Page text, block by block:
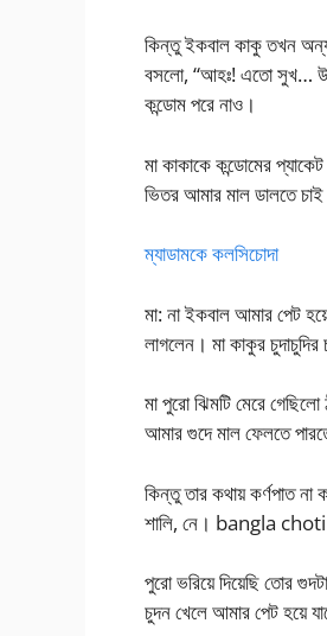
কিন্তু ইকবাল কাকু তখন
বসলো, “আহঃ! এতো সুখ…
কন্ডোম পরে নাও।
মা কাকাকে কন্ডোমের
ভিতর আমার মাল ডালতে
ম্যাডামকে কলসিচোদা
মা: না ইকবাল আমার পেট
লাগলেন। মা কাকুর চুদাচুদির
মা পুরো ঝিমটি মেরে
আমার গুদে মাল ফেলতে
কিন্তু তার কথায় কর্ণপাত
শালি, নে। bangla
পুরো ভরিয়ে দিয়েছি তোর
চুদন খেলে আমার পেট হয়ে